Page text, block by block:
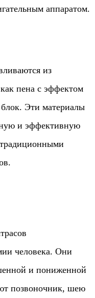
аппаратом.
из
пена с эффектом
Эти материалы
и эффективную
человека. Они
и пониженной
позвоночник, шею